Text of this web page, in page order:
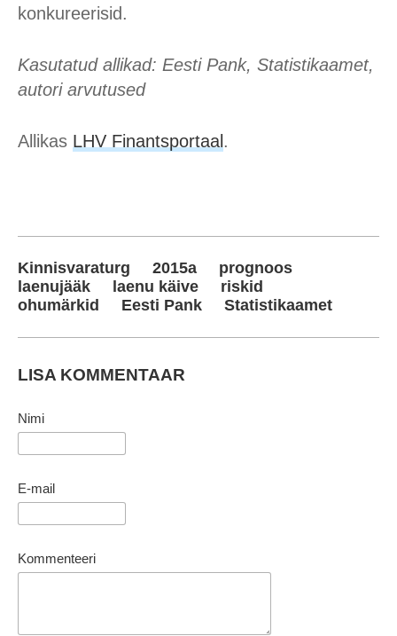
konkureerisid.
Kasutatud allikad: Eesti Pank, Statistikaamet,
autori arvutused
Allikas LHV Finantsportaal .
Kinnisvaraturg 2015a
prognoos
laenujääk
laenu käive
riskid
ohumärkid
Eesti Pank Statistikaamet
LISA KOMMENTAAR
Nimi
E-mail
Kommenteeri